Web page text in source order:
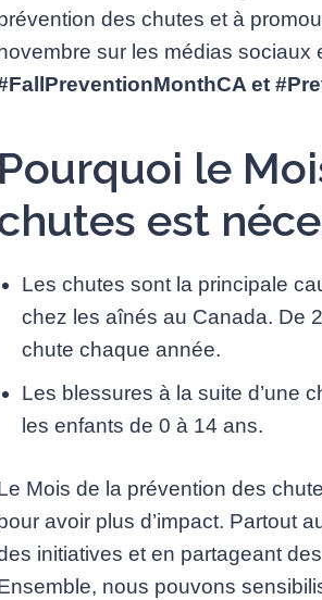
des chutes et à
sur les médias sociaux
et
Pourquoi le
est
Les chutes sont la principale
chez les aînés au Canada. De
chute chaque année.
Les blessures à la suite d’une
les enfants de 0 à 14 ans.
Mois de la prévention des
avoir plus d’impact. Partout
initiatives et en partageant
nous pouvons